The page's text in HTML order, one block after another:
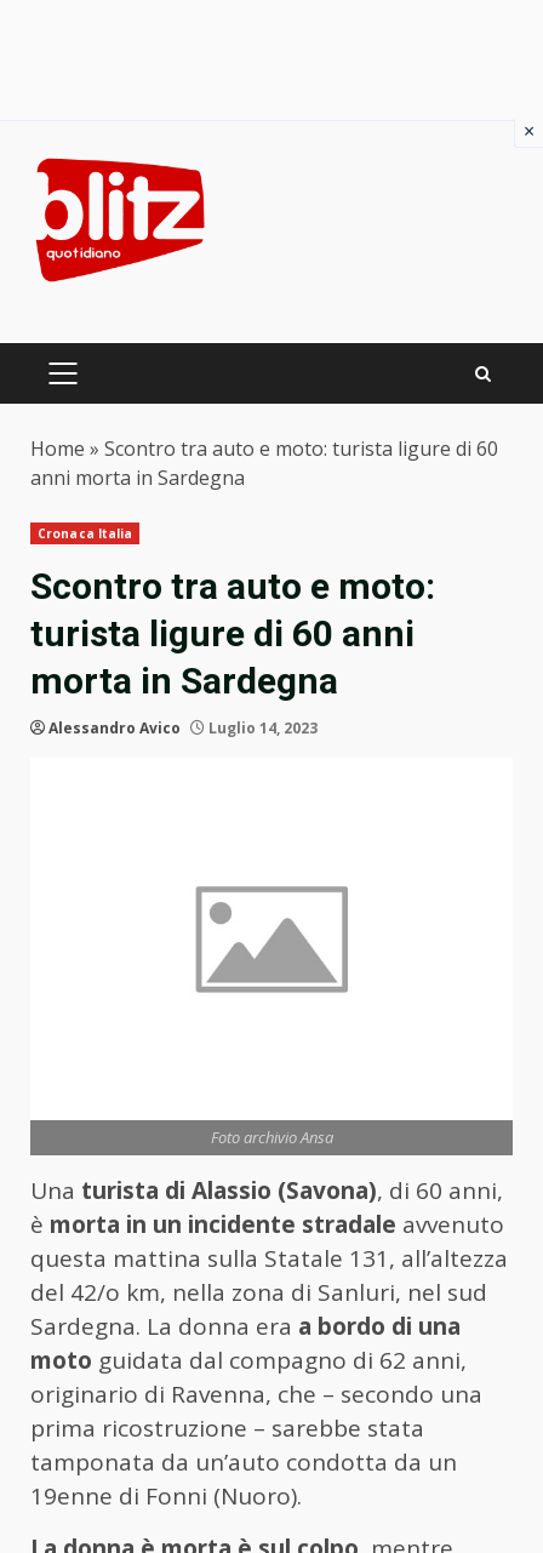
content
PRIMARY
Home » Scontro tra auto e moto: turista ligure di 60
anni morta in Sardegna
Cronaca Italia
Scontro tra auto e moto:
turista ligure di 60 anni
morta in Sardegna
Alessandro Avico Luglio 14, 2023
Foto archivio Ansa
Una turista di Alassio (Savona), di 60 anni,
è morta in un incidente stradale avvenuto
questa mattina sulla Statale 131, all’altezza
del 42/o km, nella zona di Sanluri, nel sud
Sardegna. La donna era a bordo di una
moto guidata dal compagno di 62 anni,
originario di Ravenna, che – secondo una
prima ricostruzione – sarebbe stata
tamponata da un’auto condotta da un
19enne di Fonni (Nuoro).
×